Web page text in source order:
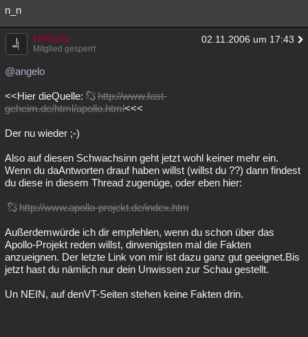
n_n
UffTaTa 02.11.2006 um 17:43
Mitglied gesperrt
@angelo
<<Hier dieQuelle:
http://www.fast-
geheim.de/html/apollo.html<<<
Der nu wieder ;-)
Also auf diesen Schwachsinn geht jetzt wohl keiner mehr ein.
Wenn du daAntworten drauf haben willst (willst du ??) dann findest
du diese in diesem Thread zugenüge, oder eben hier:
http://www.apollo-projekt.de/index.htm
Außerdemwürde ich dir empfehlen, wenn du schon über das
Apollo-Projekt reden willst, dirwenigsten mal die Fakten
anzueignen. Der letzte Link von mir ist dazu ganz gut geeignet.Bis
jetzt hast du nämlich nur dein Unwissen zur Schau gestellt.
Un NEIN, auf denVT-Seiten stehen keine Fakten drin.